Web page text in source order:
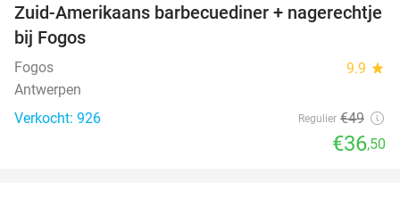
26%
Zuid-Amerikaans barbecuediner + nagerechtje
bij Fogos
Fogos 9.9 star
Antwerpen
Verkocht: 926
Regulier €49
€36,50